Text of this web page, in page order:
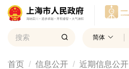
简体
首页 信息公开 近期信息公开